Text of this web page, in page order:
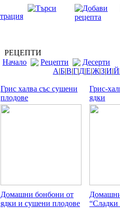
РЕЦЕПТИ
Начало
Рецепти Десерти
А|Б|В|Г|Д|Е|Ж|З|И|Й
Грис халва със сушени
плодове
Грис-
ядки
Домашни бонбони от
ядки и сушени плодове